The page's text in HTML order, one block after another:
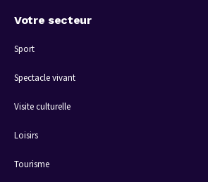
Votre secteur
Sport
Spectacle vivant
Visite culturelle
Loisirs
Tourisme